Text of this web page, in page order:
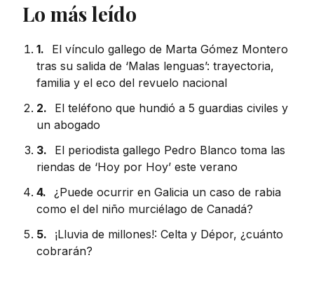
Lo más leído
1.
El vínculo gallego de Marta Gómez Montero
tras su salida de ‘Malas lenguas’: trayectoria,
familia y el eco del revuelo nacional
2.
El teléfono que hundió a 5 guardias civiles y
un abogado
3.
El periodista gallego Pedro Blanco toma las
riendas de ‘Hoy por Hoy’ este verano
4. ¿Puede ocurrir en Galicia un caso de rabia
como el del niño murciélago de Canadá?
5.
¡Lluvia de millones!: Celta y Dépor, ¿cuánto
cobrarán?